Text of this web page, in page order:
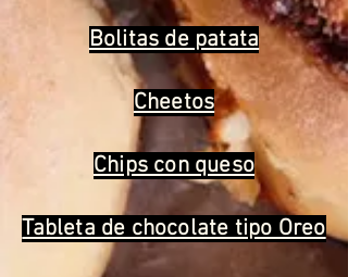
Bolitas de patata
Cheetos
Chips con queso
Tableta de chocolate tipo Oreo